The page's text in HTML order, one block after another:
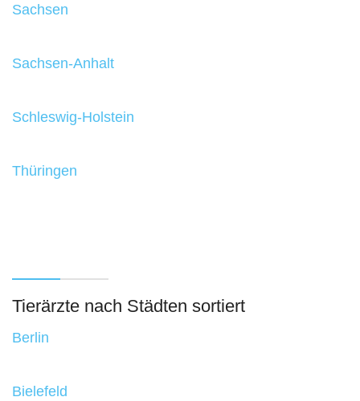
Sachsen
Sachsen-Anhalt
Schleswig-Holstein
Thüringen
Tierärzte nach Städten sortiert
Berlin
Bielefeld